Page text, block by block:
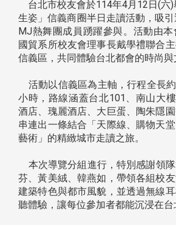
台北市校友會於114年4月12日(六)
生姿」信義商圈半日走讀活動，吸
MJ熱舞團成員踴躍參與。活動由
國貿系所校友會理事長戴學禮聯合
信義區，共同體驗台北都會的時尚與
活動以信義區為主軸，行程全長
小時，路線涵蓋台北101、南山大
酒店、瑰麗酒店、大巨蛋、陶朱隱園
串連出一條結合「天際線、購物天
藝術」的精緻城市走讀之旅。
本次導覽分組進行，特別感謝領
芬、黃美絨、韓燕如，帶領各組校
建築特色與都市風貌，並透過無線
聽體驗，讓每位參加者都能沉浸在台